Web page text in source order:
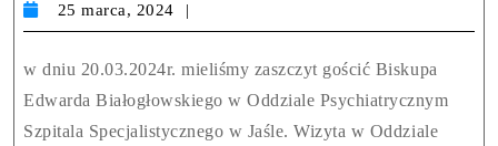
25 marca, 2024
w dniu 20.03.2024r. mieliśmy zaszczyt gościć Biskupa
Edwarda Białogłowskiego w Oddziale Psychiatrycznym
Szpitala Specjalistycznego w Jaśle. Wizyta w Oddziale